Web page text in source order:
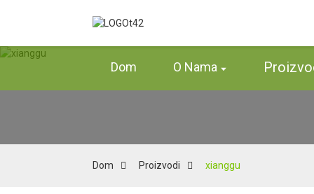
Dom O Nama
Dom Proizvodi xianggu